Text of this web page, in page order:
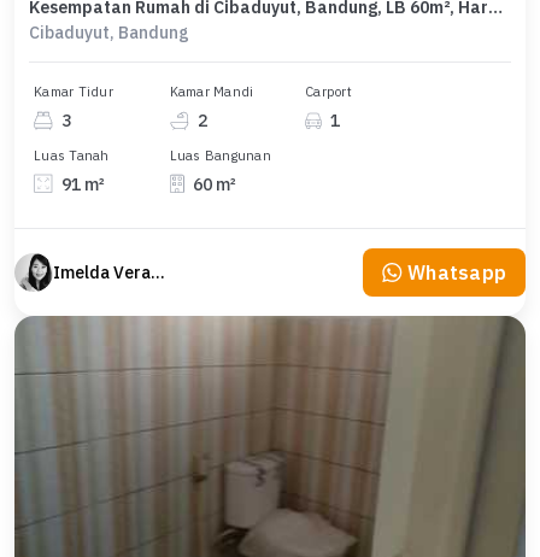
Kesempatan Rumah di Cibaduyut, Bandung, LB 60m², Harga 775 Juta
Cibaduyut, Bandung
Kamar Tidur
3
Kamar Mandi
2
Carport
1
Luas Tanah
91 m²
Luas Bangunan
60 m²
Imelda Veranika Whatsapp